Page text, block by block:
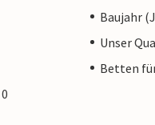
Baujahr
Unser
Betten